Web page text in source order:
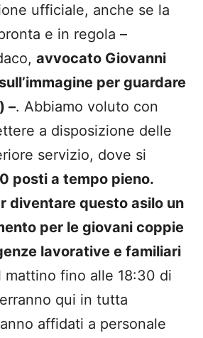
ufficiale, anche se la
e in regola –
avvocato Giovanni
per guardare
–. Abbiamo voluto con
a disposizione delle
servizio, dove si
posti a tempo pieno.
diventare questo asilo un
per le giovani coppie
lavorative e familiari
mattino fino alle 18:30 di
qui in tutta
affidati a personale